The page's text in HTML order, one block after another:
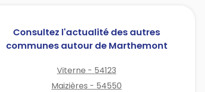
Consultez l'actualité des autres
communes autour de Marthemont
Viterne - 54123
Maizières - 54550